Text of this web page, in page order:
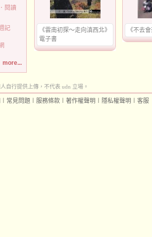
閱讀
記
more...
《雲南初探～走向滇西北》
電子書
《不去
自行提供上傳，不代表 udn 立場。
常見問題 服務條款 著作權聲明 隱私權聲明 客服